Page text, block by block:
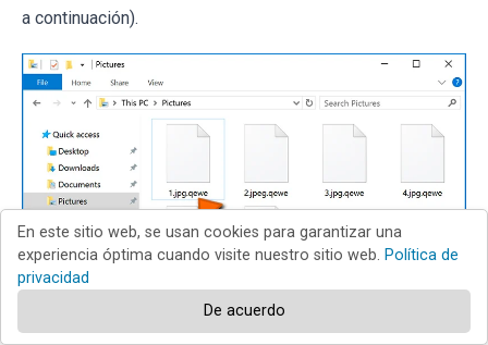
a continuación).
En este sitio web, se usan cookies para garantizar una
experiencia óptima cuando visite nuestro sitio web. Política de
privacidad
De acuerdo